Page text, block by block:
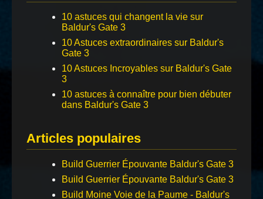
10 astuces qui changent la vie sur
Baldur's Gate 3
10 Astuces extraordinaires sur Baldur's
Gate 3
10 Astuces Incroyables sur Baldur's Gate
3
10 astuces à connaître pour bien débuter
dans Baldur's Gate 3
Articles populaires
Build Guerrier Épouvante Baldur's Gate 3
Build Guerrier Épouvante Baldur's Gate 3
Build Moine Voie de la Paume - Baldur's